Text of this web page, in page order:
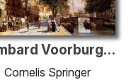
Lombard Voorburgwal Amsterdam
Cornelis Springer